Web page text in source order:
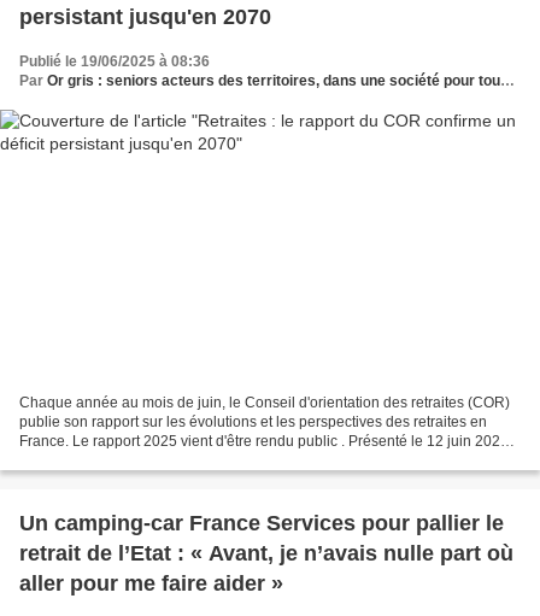
persistant jusqu'en 2070
Publié le 19/06/2025 à 08:36
Par Or gris : seniors acteurs des territoires, dans une société pour tous les âges
Chaque année au mois de juin, le Conseil d'orientation des retraites (COR)
publie son rapport sur les évolutions et les perspectives des retraites en
France. Le rapport 2025 vient d'être rendu public . Présenté le 12 juin 2025,
Un camping-car France Services pour pallier le
retrait de l’Etat : « Avant, je n’avais nulle part où
aller pour me faire aider »